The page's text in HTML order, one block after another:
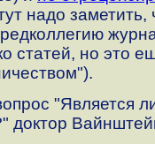
надо
статей, но это
"Является
доктор